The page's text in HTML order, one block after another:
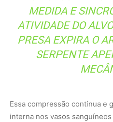
simples.